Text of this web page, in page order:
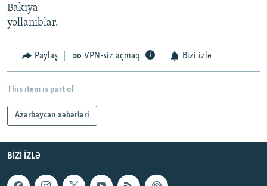
Bakıya
yollanıblar.
Paylaş VPN-siz açmaq Bizi izlə
This item is part of
Azərbaycan xəbərləri
BIZI IZLƏ